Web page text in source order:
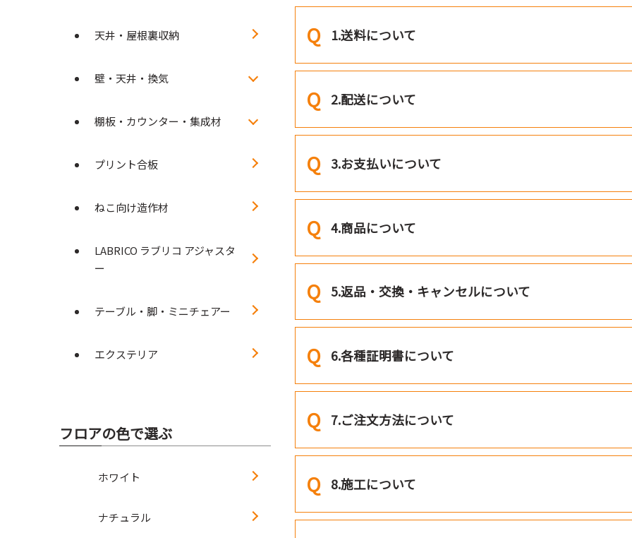
1.送料について
2.配送について
3.お支払いについて
4.商品について
5.返品・交換・キャンセルについて
6.各種証明書について
7.ご注文方法について
8.施工について
天井・屋根裏収納
壁・天井・換気
棚板・カウンター・集成材
プリント合板
ねこ向け造作材
LABRICO ラブリコ アジャスタ
ー
テーブル・脚・ミニチェアー
エクステリア
フロアの色で選ぶ
ホワイト
ナチュラル